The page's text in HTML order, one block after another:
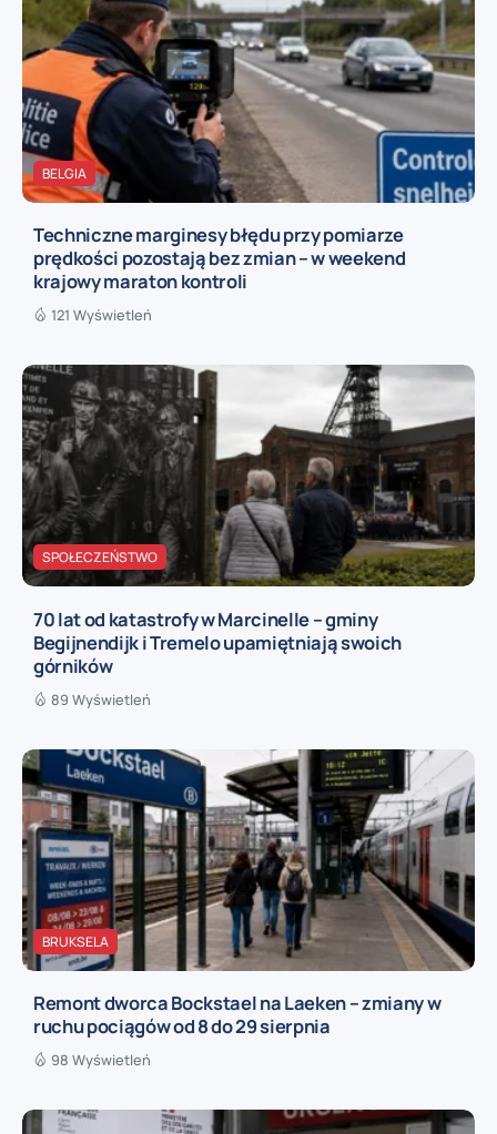
BELGIA
Techniczne marginesy błędu przy pomiarze
prędkości pozostają bez zmian – w weekend
krajowy maraton kontroli
121 Wyświetleń
SPOŁECZEŃSTWO
70 lat od katastrofy w Marcinelle – gminy
Begijnendijk i Tremelo upamiętniają swoich
górników
89 Wyświetleń
BRUKSELA
Remont dworca Bockstael na Laeken – zmiany w
ruchu pociągów od 8 do 29 sierpnia
98 Wyświetleń